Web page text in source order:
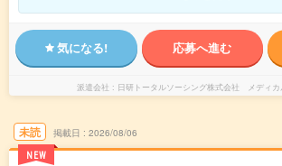
気になる! 応募へ進む
派遣会社 日研トータルソーシング株式会社 メディカ
未読
NEW
掲載日 2026/08/06